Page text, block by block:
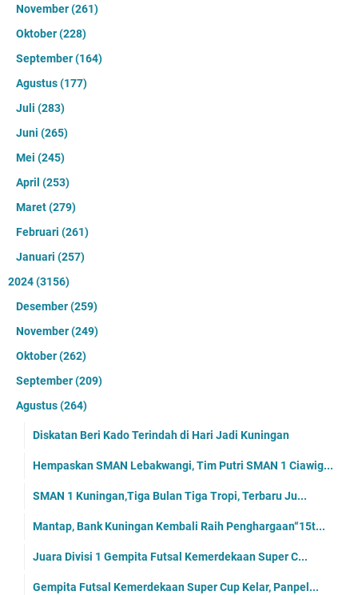
November(261)
Oktober(228)
September(164)
Agustus(177)
Juli (283)
Juni (265)
Mei (245)
April (253)
Maret(279)
Februari (261)
Januari (257)
2024(3156)
Desember(259)
November(249)
Oktober(262)
September(209)
Agustus(264)
Diskatan Beri Kado Terindah di Hari Jadi Kuningan
Hempaskan SMAN Lebakwangi, Tim Putri SMAN 1 Ciawig...
SMAN 1 Kuningan,Tiga Bulan Tiga Tropi, Terbaru Ju...
Mantap, Bank Kuningan Kembali Raih Penghargaan“15t...
Juara Divisi 1 Gempita Futsal Kemerdekaan Super C...
Gempita Futsal Kemerdekaan Super Cup Kelar, Panpel...